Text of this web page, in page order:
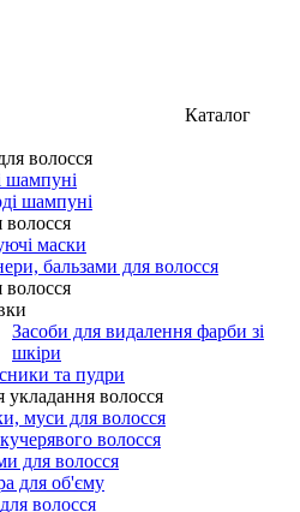
Каталог
волосся
шампуні
шампуні
маски
бальзами для волосся
Засоби для видалення фарби зі
шкіри
та пудри
укладання волосся
муси для волосся
волосся
для волосся
для об'єму
волосся